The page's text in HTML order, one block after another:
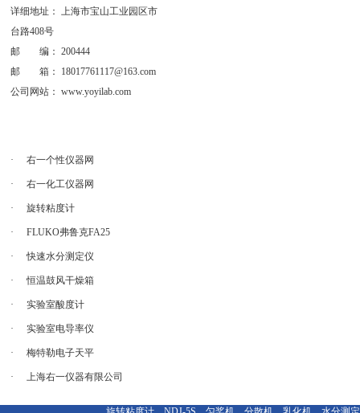
详细地址： 上海市宝山工业园区市
台路408号
邮 编： 200444
邮 箱：
18017761117@163.com
公司网站： www.yoyilab.com
· 右一个性仪器网
· 右一化工仪器网
· 旋转粘度计
· FLUKO弗鲁克FA25
· 快速水分测定仪
· 恒温鼓风干燥箱
· 实验室酸度计
· 实验室电导率仪
· 梅特勒电子天平
· 上海右一仪器有限公司